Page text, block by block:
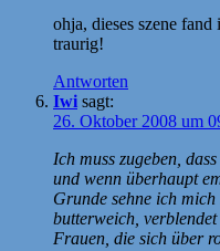
ohja, dieses szene
traurig!
Antworten
Iwi sagt:
26. Oktober 2008 um
Ich muss zugeben,
und wenn überhaupt
Grunde sehne ich
butterweich,
Frauen, die sich über